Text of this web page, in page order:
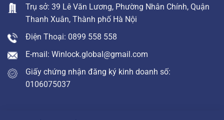
Trụ sở: 39 Lê Văn Lương, Phường Nhân Chính, Quận
Thanh Xuân, Thành phố Hà Nội
Điện Thoại: 0899 558 558
E-mail: Winlock.global@gmail.com
Giấy chứng nhận đăng ký kinh doanh số:
0106075037